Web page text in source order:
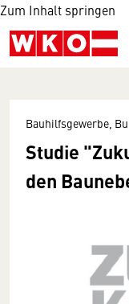
Zum Inhalt springen
Bauhilfsgewerbe,
Studie
den